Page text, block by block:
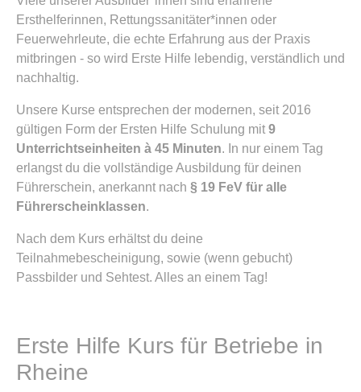
Ersthelferinnen, Rettungssanitäter*innen oder
Feuerwehrleute, die echte Erfahrung aus der Praxis
mitbringen - so wird Erste Hilfe lebendig, verständlich und
nachhaltig.
Unsere Kurse entsprechen der modernen, seit 2016
gültigen Form der Ersten Hilfe Schulung mit 9
Unterrichtseinheiten à 45 Minuten. In nur einem Tag
erlangst du die vollständige Ausbildung für deinen
Führerschein, anerkannt nach § 19 FeV für alle
Führerscheinklassen.
Nach dem Kurs erhältst du deine
Teilnahmebescheinigung, sowie (wenn gebucht)
Passbilder und Sehtest. Alles an einem Tag!
Erste Hilfe Kurs für Betriebe in
Rheine